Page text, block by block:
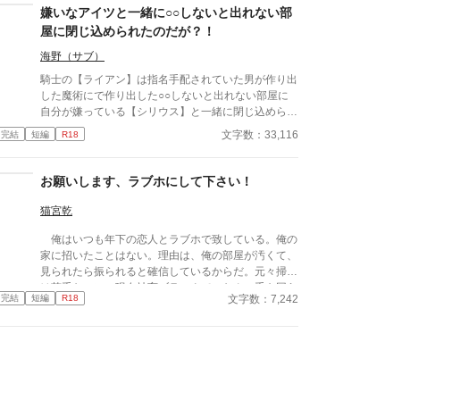
れを選ぶのだろうか。 期待の若手×中間管理職。年
齢は一回り違い。年の差ラブ。 ケンカップル好き
へ捧げます。 ムーンライトノベルズより転載
（「多分、じゃない」より改題）。
嫌いなアイツと一緒に○○しないと出れない部
屋に閉じ込められたのだが？！
海野（サブ）
騎士の【ライアン】は指名手配されていた男が作り出
した魔術にで作り出した○○しないと出れない部屋に
自分が嫌っている【シリウス】と一緒に閉じ込められ
た。
完結 短編 R18 文字数：33,116
お願いします、ラブホにして下さい！
猫宮乾
俺はいつも年下の恋人とラブホで致している。俺の
家に招いたことはない。理由は、俺の部屋が汚くて、
見られたら振られると確信しているからだ。元々掃除
は苦手なのに、現在社畜ブラックで、なんの手も回ら
ない……だからこの街に一軒ラブホがあるのが救い
完結 短編 R18 文字数：7,242